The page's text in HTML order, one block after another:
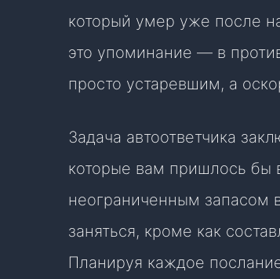
который умер уже после
это упоминание — в
просто устаревшим, а
Задача автоответчика
которые вам пришлось бы
неограниченным
заняться, кроме как
Планируя каждое